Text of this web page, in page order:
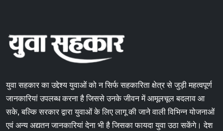
युवा सहकार का उद्देश्य युवाओं को न सिर्फ सहकारिता क्षेत्र से जुड़ी महत्वपूर्ण
जानकारियां उपलब्ध करना है जिससे उनके जीवन में आमूलचूल बदलाव आ
सके, बल्कि सरकार द्वारा युवाओं के लिए लागू की जाने वाली विभिन्न योजनाओं
एवं अन्य अद्यतन जानकारियां देना भी है जिसका फायदा युवा उठा सकेंगे। देश